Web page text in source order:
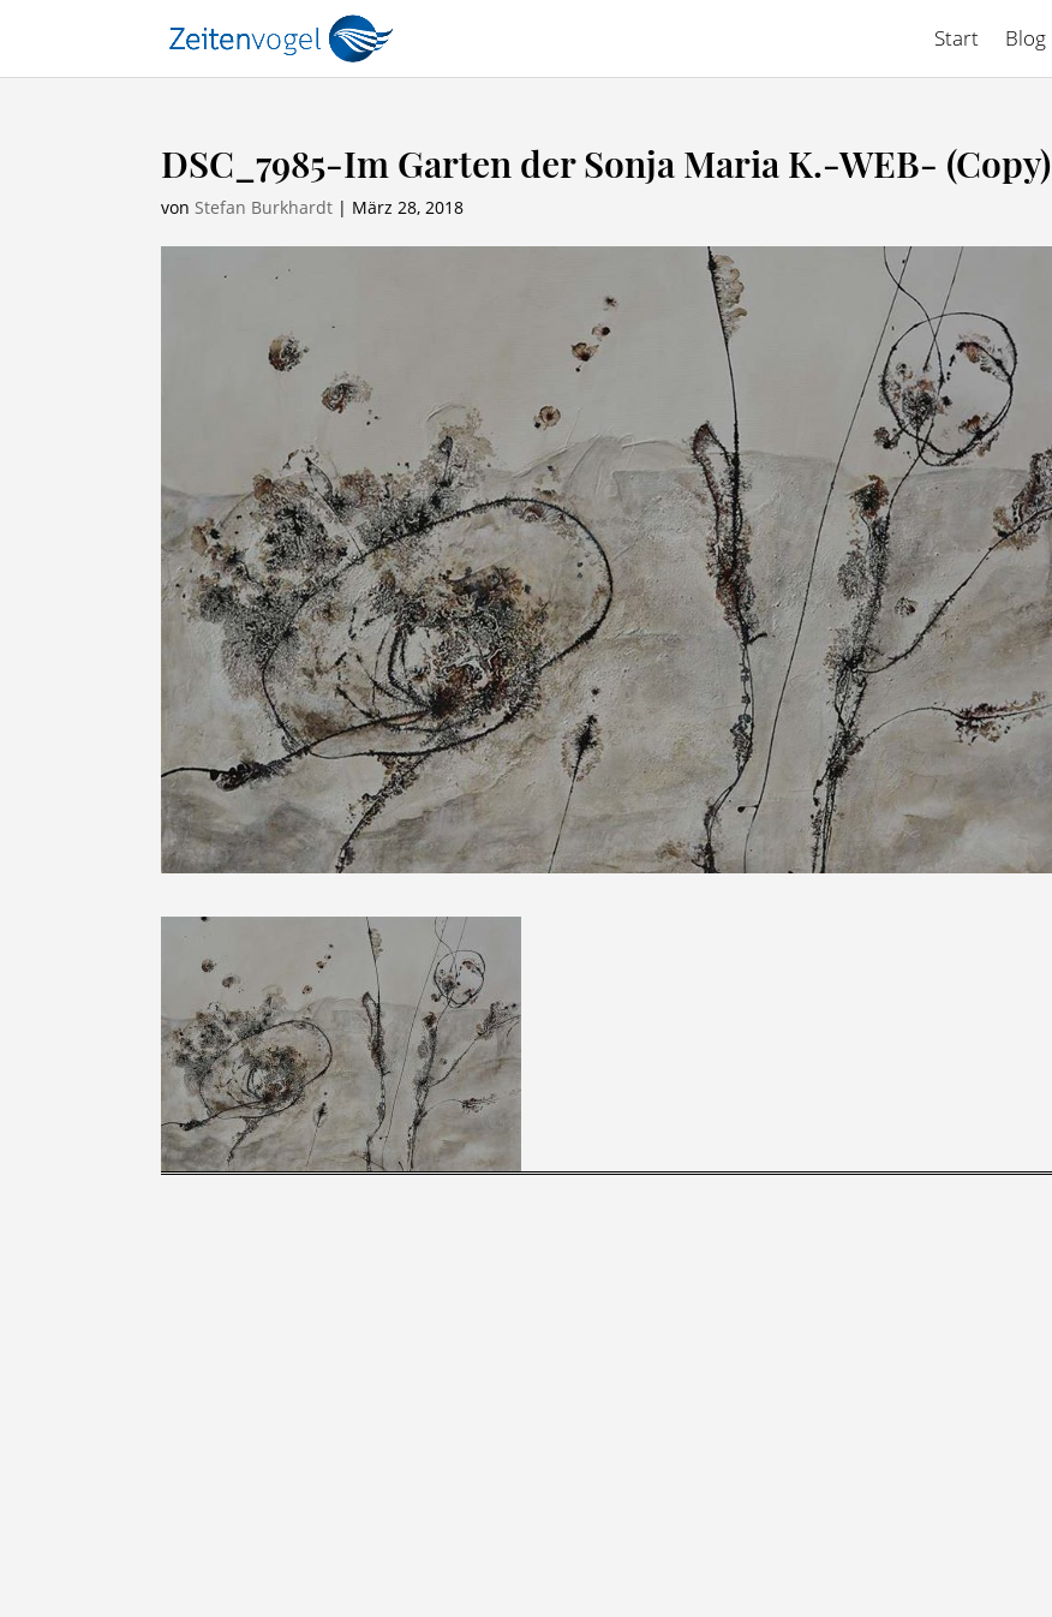
Start Blog
DSC_7985-Im Garten der Sonja Maria K.-WEB- (Copy)
vonStefan Burkhardt | März 28, 2018